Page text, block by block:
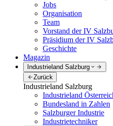
Jobs
Organisation
Team
Vorstand der IV
Präsidium der IV
Geschichte
Magazin
Industrieland Salzburg
Zurück
Industrieland Salzburg
Industrieland
Bundesland in Zahlen
Salzburger Industrie
Industrietechniker